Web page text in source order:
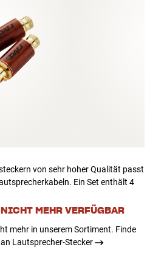
von sehr hoher Qualität passt
Ein Set enthält 4
MEHR VERFÜGBAR
mehr in unserem Sortiment. Finde
Lautsprecher-Stecker